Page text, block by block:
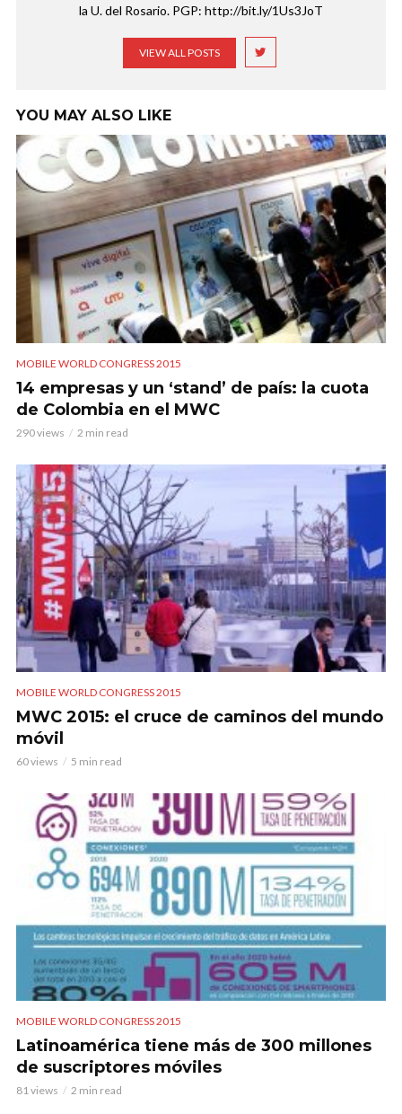
la U. del Rosario. PGP: http://bit.ly/1Us3JoT
VIEW ALL POSTS
YOU MAY ALSO LIKE
MOBILE WORLD CONGRESS 2015
14 empresas y un ‘stand’ de país: la cuota
de Colombia en el MWC
290 views 2 min read
MOBILE WORLD CONGRESS 2015
MWC 2015: el cruce de caminos del mundo
móvil
60 views 5 min read
MOBILE WORLD CONGRESS 2015
Latinoamérica tiene más de 300 millones
de suscriptores móviles
81 views 2 min read